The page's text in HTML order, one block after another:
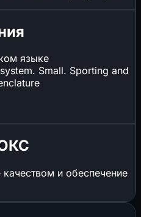
языке
Small. Sporting and
качеством и обеспечение